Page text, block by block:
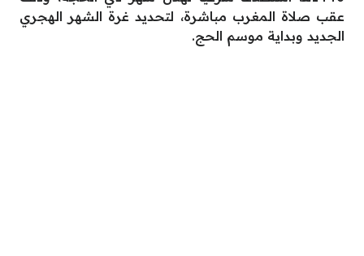
عقب صلاة المغرب مباشرة، لتحديد غرة الشهر الهجري
الجديد وبداية موسم الحج.